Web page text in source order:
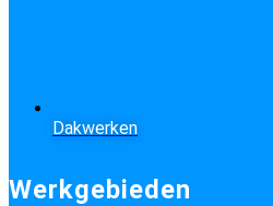
Dakwerken
Werkgebieden